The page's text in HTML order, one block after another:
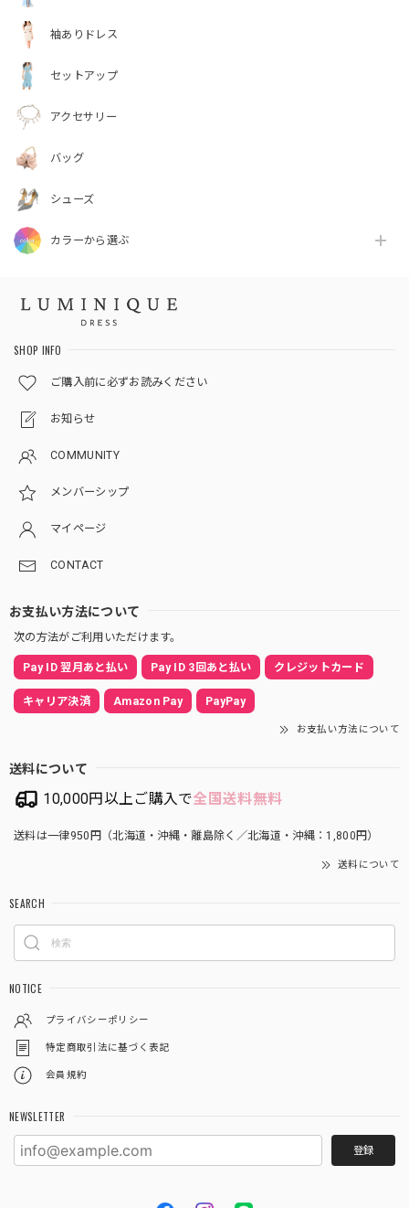
袖ありドレス
セットアップ
アクセサリー
バッグ
シューズ
カラーから選ぶ
SHOP INFO
ご購入前に必ずお読みください
お知らせ
COMMUNITY
メンバーシップ
マイページ
CONTACT
お支払い方法について
次の方法がご利用いただけます。
Pay ID 翌月あと払い Pay ID 3回あと払い クレジットカード
キャリア決済 Amazon Pay PayPay
お支払い方法について
送料について
10,000円以上ご購入で全国送料無料
送料は一律950円（北海道・沖縄・離島除く／北海道・沖縄：1,800円）
送料について
SEARCH
NOTICE
プライバシーポリシー
特定商取引法に基づく表記
会員規約
NEWSLETTER
登録